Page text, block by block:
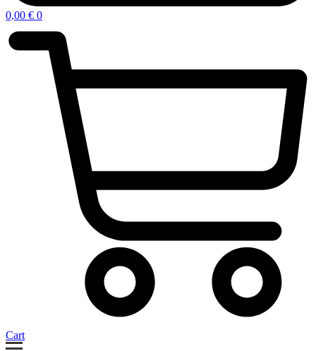
0,00 € 0
Cart